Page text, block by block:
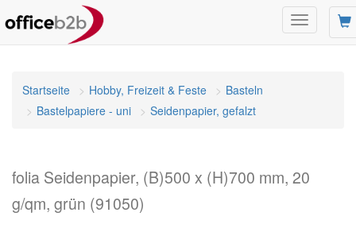
Navigation
umschalten
Startseite Hobby, Freizeit & Feste
Basteln
Bastelpapiere - uni
Seidenpapier, gefalzt
folia Seidenpapier, (B)500 x (H)700 mm, 20
g/qm, grün (91050)